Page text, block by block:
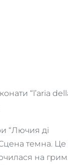
“l’aria
“Лючия ді
темна. Це
на грим.